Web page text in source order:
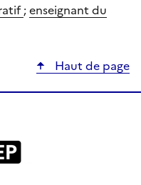
;enseignant du
Haut de page